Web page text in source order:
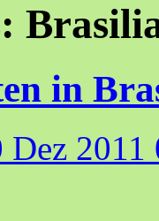
in
Dez 2011